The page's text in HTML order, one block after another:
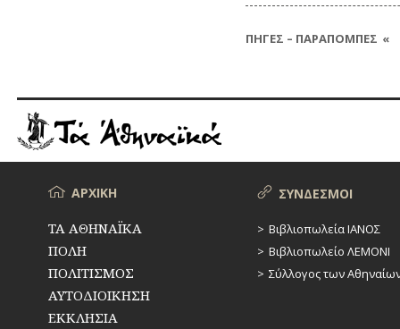
ΠΗΓΕΣ – ΠΑΡΑΠΟΜΠΕΣ
ερευνητές που επιθυμούν
ΜενούΑΡΧΙΚΗ
ΤΑ ΑΘΗΝΑΪΚΑ
ΠΟΛΗ
ΠΟΛΙΤΙΣΜΟΣ
ΑΥΤΟΔΙΟΙΚΗΣΗ
ΕΚΚΛΗΣΙΑ
ΣΥΝΔΕΣΜΟΙ
Βιβλιοπωλεία ΙΑΝΟΣ
Βιβλιοπωλείο ΛΕΜΟΝΙ
Σύλλογος των